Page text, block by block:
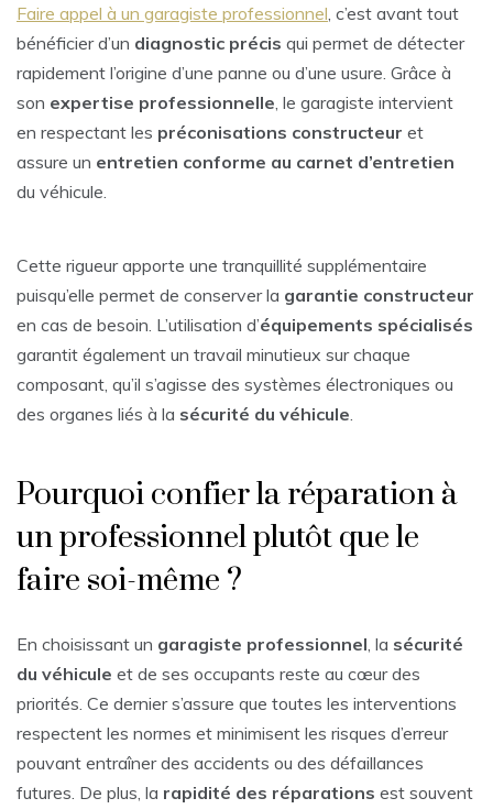
Faire appel à un garagiste professionnel , c’est avant tout
bénéficier d’un diagnostic précis qui permet de détecter
rapidement l’origine d’une panne ou d’une usure. Grâce à
son expertise professionnelle , le garagiste intervient
en respectant les préconisations constructeur et
assure un entretien conforme au carnet d’entretien
du véhicule.
Cette rigueur apporte une tranquillité supplémentaire
puisqu’elle permet de conserver la garantie constructeur
en cas de besoin. L’utilisation d’équipements spécialisés
garantit également un travail minutieux sur chaque
composant, qu’il s’agisse des systèmes électroniques ou
des organes liés à la sécurité du véhicule
Pourquoi confier la réparation à
un professionnel plutôt que le
faire soi-même ?
En choisissant un garagiste professionnel , la sécurité
du véhicule et de ses occupants reste au cœur des
priorités. Ce dernier s’assure que toutes les interventions
respectent les normes et minimisent les risques d’erreur
pouvant entraîner des accidents ou des défaillances
futures. De plus, la rapidité des réparations est souvent